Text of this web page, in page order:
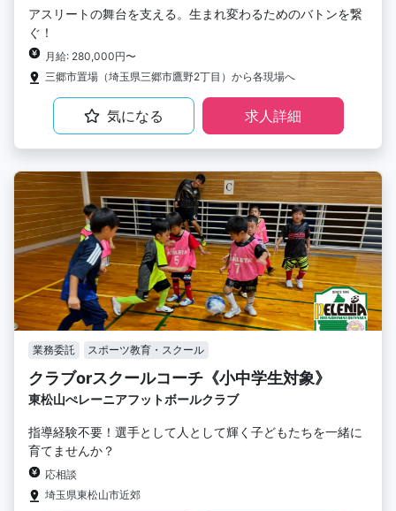
アスリートの舞台を支える。生まれ変わるためのバトンを繋
ぐ！
月給: 280,000円〜
三郷市置場（埼玉県三郷市鷹野2丁目）から各現場へ
気になる 求人詳細
業務委託 スポーツ教育・スクール
クラブorスクールコーチ《小中学生対象》
東松山ぺレーニアフットボールクラブ
指導経験不要！選手として人として輝く子どもたちを一緒に
育てませんか？
応相談
埼玉県東松山市近郊